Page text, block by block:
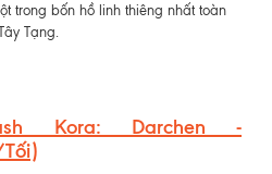
trong bốn hồ linh thiêng nhất toàn
Tạng.
Kora: Darchen -